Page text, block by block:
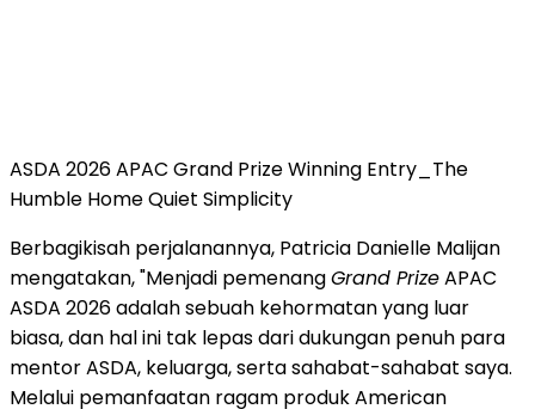
ASDA 2026 APAC Grand Prize Winning Entry_The
Humble Home Quiet Simplicity
Berbagikisah perjalanannya, Patricia Danielle Malijan
mengatakan, "Menjadi pemenangGrand PrizeAPAC
ASDA 2026 adalah sebuah kehormatan yang luar
biasa, dan hal ini tak lepas dari dukungan penuh para
mentor ASDA, keluarga, serta sahabat-sahabat saya.
Melalui pemanfaatan ragam produk American